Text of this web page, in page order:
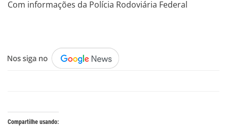
Com informações da Polícia Rodoviária Federal
Compartilhe usando: